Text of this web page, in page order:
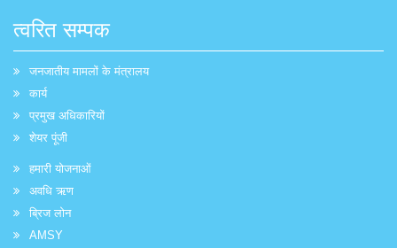
त्वरित सम्पक
जनजातीय मामलों के मंत्रालय
कार्य
प्रमुख अधिकारियों
शेयर पूंजी
हमारी योजनाओं
अवधि ऋण
ब्रिज लोन
AMSY